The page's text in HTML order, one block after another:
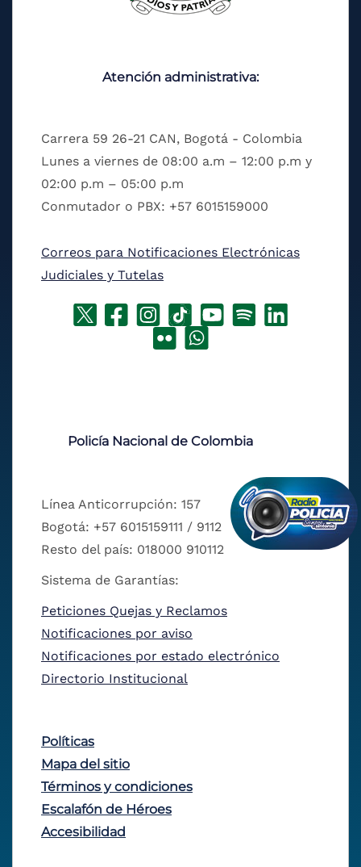
Atención administrativa:
Carrera 59 26-21 CAN, Bogotá - Colombia
Lunes a viernes de 08:00 a.m – 12:00 p.m y
02:00 p.m – 05:00 p.m
Conmutador o PBX: +57 6015159000
Correos para Notificaciones Electrónicas
Judiciales y Tutelas
Policía Nacional de Colombia
Línea Anticorrupción: 157
Bogotá: +57 6015159111 / 9112
Resto del país: 018000 910112
Sistema de Garantías:
Peticiones Quejas y Reclamos
Notificaciones por aviso
Notificaciones por estado electrónico
Directorio Institucional
Políticas
Mapa del sitio
Términos y condiciones
Escalafón de Héroes
Accesibilidad